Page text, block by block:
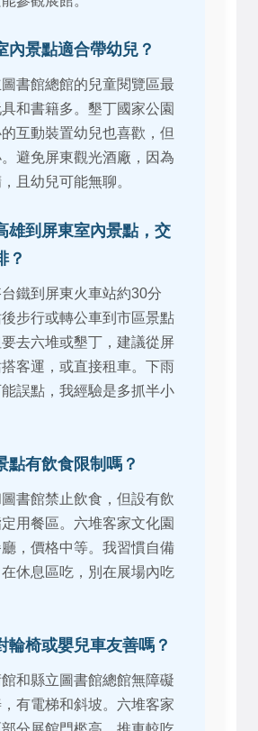
內景點適合帶幼兒？
書館總館的兒童閱覽區最
和書籍多。墾丁國家公園
互動裝置幼兒也喜歡，但
避免屏東觀光酒廠，因為
且幼兒可能無聊。
雄到屏東室內景點，交
？
鐵到屏東火車站約30分
步行或轉公車到市區景點
去六堆或墾丁，建議從屏
客運，或直接租車。下雨
誤點，我經驗是多抓半小
點有飲食限制嗎？
書館禁止飲食，但設有飲
用餐區。六堆客家文化園
，價格中等。我習慣自備
休息區吃，別在展場內吃
輪椅或嬰兒車友善嗎？
和縣立圖書館總館無障礙
有電梯和斜坡。六堆客家